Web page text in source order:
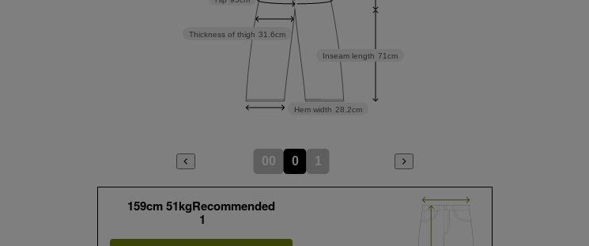
Inseam length 71cm
Hem width 28.2cm
Thickness of thigh 31.6cm
00 0 1
159cm 51kgRecommended
1